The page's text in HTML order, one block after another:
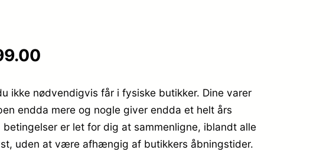
ikke nødvendigvis får i fysiske butikker. Dine varer
endda mere og nogle giver endda et helt års
er let for dig at sammenligne, iblandt alle
uden at være afhængig af butikkers åbningstider.